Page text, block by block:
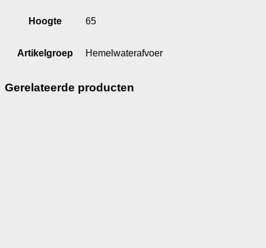
Hoogte 65
Artikelgroep Hemelwaterafvoer
Gerelateerde producten